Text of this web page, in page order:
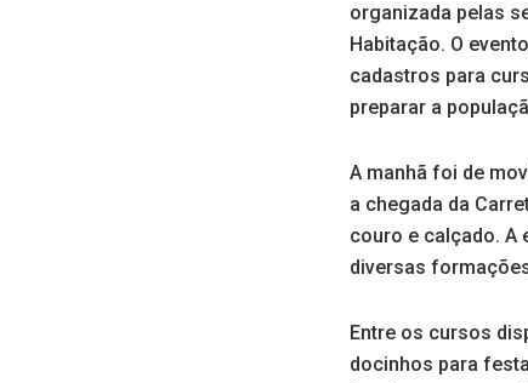
organizada pelas
Habitação. O
cadastros para
preparar a
A manhã foi de
a chegada da
couro e calçado. A
diversas
Entre os cursos
docinhos para